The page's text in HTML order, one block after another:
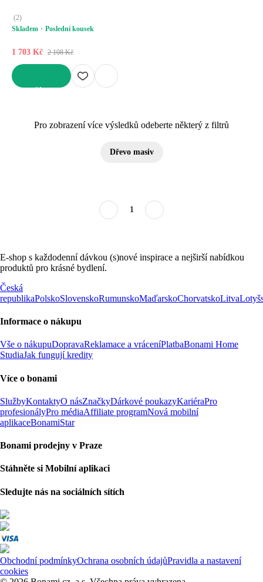
(2)
Skladem
Poslední kousek
1 703 Kč 2 108 Kč
Pro zobrazení více výsledků odeberte některý z filtrů
Dřevo masiv
1
E-shop s každodenní dávkou (s)nové inspirace a nejširší nabídkou
produktů pro krásné bydlení.
Česká
republikaPolskoSlovenskoRumunskoMaďarskoChorvatskoLitva
Informace o nákupu
Vše o nákupuDopravaReklamace a vráceníPlatbaBonami Home
StudiaJak fungují kredity
Více o bonami
SlužbyKontaktyO násZnačkyDárkové poukazyKariéraPro
profesionályPro médiaAffiliate programNová mobilní
aplikaceBonamiStar
Bonami prodejny v Praze
Stáhněte si Mobilní aplikaci
Sledujte nás na sociálních sítích
Obchodní podmínkyOchrana osobních údajůPravidla a nastavení
cookies